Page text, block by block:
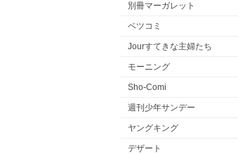
別冊マーガレット
ベツコミ
Jourすてきな主婦たち
モーニング
Sho-Comi
週刊少年サンデー
ヤングキング
デザート